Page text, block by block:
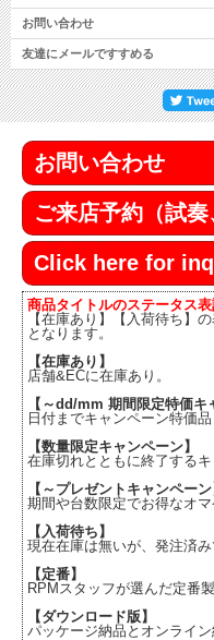
お問い合わせ
友達にメールですすめる
お問い合わせ
ご来店予約（試奏
Click here for
商品タイトルのステータス
【在庫あり】【入荷待ち】
となります。
【在庫あり】
店舗&ECに在庫あり。
【～dd/mm 期間限定特価キ
日付までキャンペーン特価品
【数量限定キャンペーン】
在庫切れとともに終了する
【～プレゼントキャンペーン
期間や台数限定でお得なオ
【入荷待ち】
現在在庫は無いが、発注済
【定番】
RPMスタッフが選んだ定番
【ダウンロード版】
パッケージ納品とオンライ